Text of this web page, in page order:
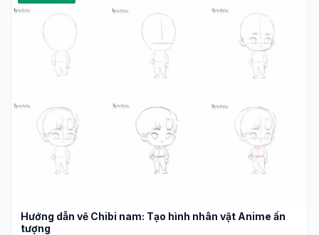
Hướng dẫn vẽ Chibi nam: Tạo hình nhân vật Anime ấn
tượng